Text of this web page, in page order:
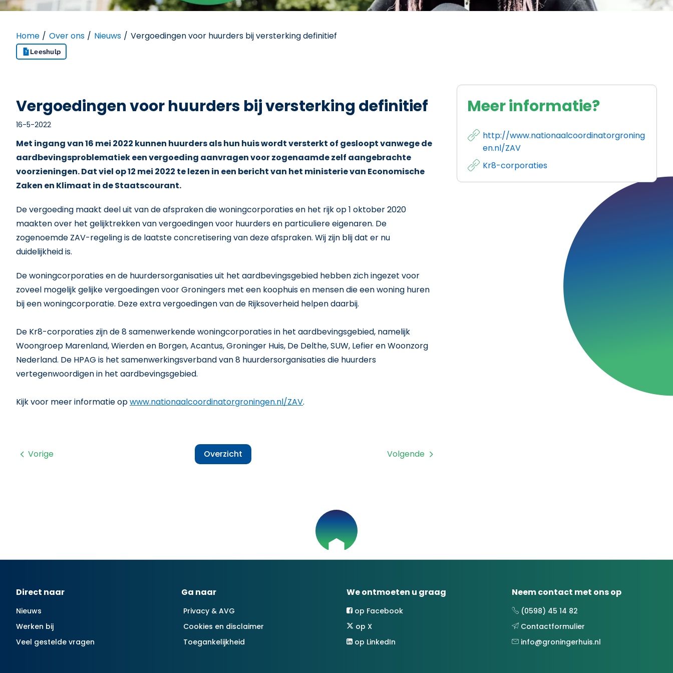
Home Over ons Nieuws Vergoedingen voor huurders bij versterking definitief
Leeshulp
Vergoedingen voor huurders bij versterking definitief
16-5-2022
Met ingang van 16 mei 2022 kunnen huurders als hun huis wordt versterkt of gesloopt vanwege de
aardbevingsproblematiek een vergoeding aanvragen voor zogenaamde zelf aangebrachte
voorzieningen. Dat viel op 12 mei 2022 te lezen in een bericht van het ministerie van Economische
Zaken en Klimaat in de Staatscourant.
De vergoeding maakt deel uit van de afspraken die woningcorporaties en het rijk op 1 oktober 2020
maakten over het gelijktrekken van vergoedingen voor huurders en particuliere eigenaren. De
zogenoemde ZAV-regeling is de laatste concretisering van deze afspraken. Wij zijn blij dat er nu
duidelijkheid is.
De woningcorporaties en de huurdersorganisaties uit het aardbevingsgebied hebben zich ingezet voor
zoveel mogelijk gelijke vergoedingen voor Groningers met een koophuis en mensen die een woning huren
bij een woningcorporatie. Deze extra vergoedingen van de Rijksoverheid helpen daarbij.
De Kr8-corporaties zijn de 8 samenwerkende woningcorporaties in het aardbevingsgebied, namelijk
Woongroep Marenland, Wierden en Borgen, Acantus, Groninger Huis, De Delthe, SUW, Lefier en Woonzorg
Nederland. De HPAG is het samenwerkingsverband van 8 huurdersorganisaties die huurders
vertegenwoordigen in het aardbevingsgebied.
Kijk voor meer informatie opwww.nationaalcoordinatorgroningen.nl/ZAV.
Volgende
Overzicht
Vorige
Meer informatie?
http://www.nationaalcoordinatorgroning
en.nl/ZAV
Kr8-corporaties
Contactinformatie
Direct naar
Nieuws
Werken bij
Veel gestelde vragen
Ga naar
Privacy & AVG
Cookies en disclaimer
Toegankelijkheid
We ontmoeten u graag
op Facebook
op X
op LinkedIn
Neem contact met ons op
(0598) 45 14 82
Contactformulier
info@groningerhuis.nl